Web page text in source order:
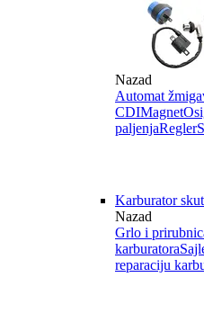
Nazad
Automat
CDIMagnet
paljenjaRegler
Karburator
Nazad
Grlo i
karburatora
reparaciju